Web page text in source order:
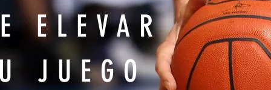
ELEVAR
JUEGO